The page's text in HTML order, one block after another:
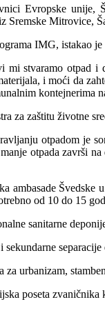
Evropske
Sremske Mitrovice,
IMG, istakao
mi stvaramo otpad
i moći da
kontejnerima
za zaštitu životne
otpadom je
otpada završi
ambasade
od 10 do 15
sanitarne
za urbanizam,
poseta